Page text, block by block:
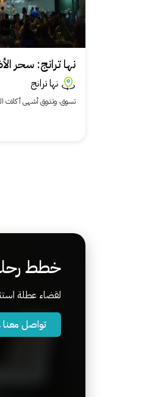
نها ترانج: سحر
نها ترانج
تسوق، وتذوق أشهى أكلات
خطط
لقضاء عطلة
تواصل